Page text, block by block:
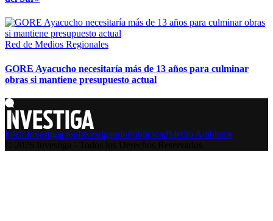
Red de Medios Regionales
GORE Ayacucho necesitaría más de 13 años para culminar
obras si mantiene presupuesto actual
InicioInvestigaciónInvestigandoPublicidadMedio Ambiente